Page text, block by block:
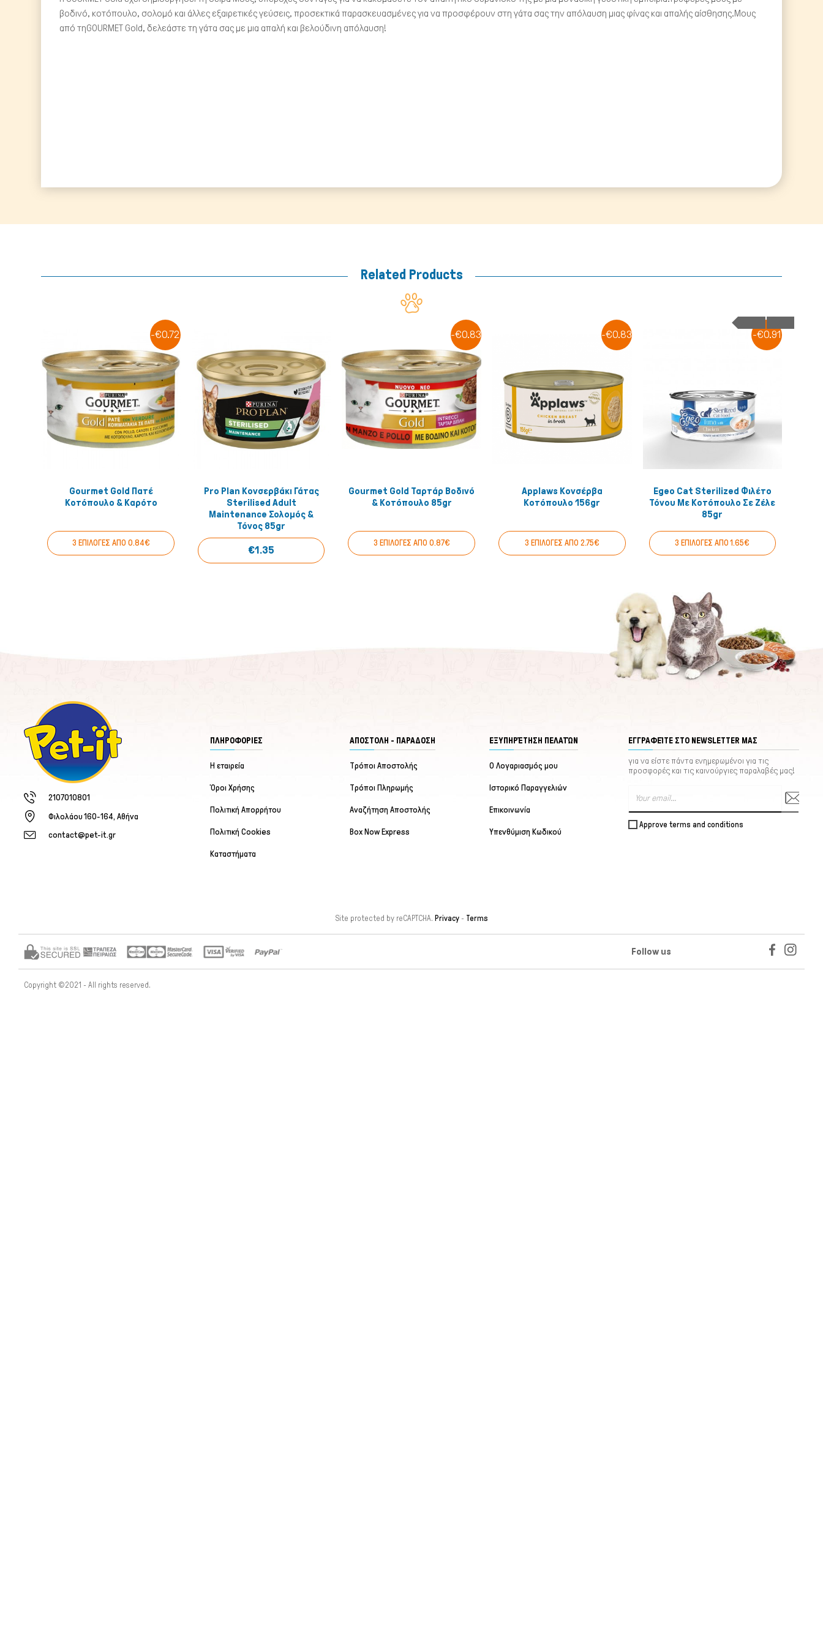
βοδινό, κοτόπουλο, σολομό και άλλες εξαιρετικές γεύσεις, προσεκτικά παρασκευασμένες για να προσφέρουν στη γάτα σας την απόλαυση μιας φίνας και απαλής αίσθησης.Μους
από τηGOURMET Gold, δελεάστε τη γάτα σας με μια απαλή και βελούδινη απόλαυση!
Related Products
-€0.72
Quick View
Gourmet Gold Πατέ
Κοτόπουλο & Καρότο
3 ΕΠΙΛΟΓΕΣ ΑΠΟ 0.84€
Quick View
Pro Plan Κονσερβάκι Γάτας
Sterilised Adult
Maintenance Σολομός &
Τόνος 85gr
€1.35
-€0.83
Quick View
Gourmet Gold Ταρτάρ Βοδινό
& Κοτόπουλο 85gr
3 ΕΠΙΛΟΓΕΣ ΑΠΟ 0.87€
-€0.83
Quick View
Applaws Κονσέρβα
Κοτόπουλο 156gr
3 ΕΠΙΛΟΓΕΣ ΑΠΟ 2.75€
-€0.91
Quick View
Egeo Cat Sterilized Φιλέτο
Τόνου Με Κοτόπουλο Σε Ζέλε
85gr
3 ΕΠΙΛΟΓΕΣ ΑΠΟ 1.65€
2107010801
Φιλολάου 160-164, Αθήνα
contact@pet-it.gr
ΠΛΗΡΟΦΟΡΙΕΣ
Η εταιρεία
Όροι Χρήσης
Πολιτική Απορρήτου
Πολιτική Cookies
Καταστήματα
ΑΠΟΣΤΟΛΗ - ΠΑΡΑΔΟΣΗ
Τρόποι Αποστολής
Τρόποι Πληρωμής
Αναζήτηση Αποστολής
Box Now Express
ΕΞΥΠΗΡΈΤΗΣΗ ΠΕΛΑΤΏΝ
Ο Λογαριασμός μου
Ιστορικό Παραγγελιών
Επικοινωνία
Υπενθύμιση Κωδικού
ΕΓΓΡΑΦΕΊΤΕ ΣΤΟ NEWSLETTER ΜΑΣ
για να είστε πάντα ενημερωμένοι για τις
προσφορές και τις καινούργιες παραλαβές μας!
Approve terms and conditions
Site protected by reCAPTCHA. Privacy- Terms
Follow us
Copyright ©2021 - All rights reserved.